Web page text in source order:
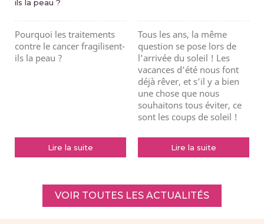
ils la peau ?
Pourquoi les traitements
contre le cancer fragilisent-
ils la peau ?
Lire la suite
Tous les ans, la même
question se pose lors de
l’arrivée du soleil ! Les
vacances d’été nous font
déjà rêver, et s’il y a bien
une chose que nous
souhaitons tous éviter, ce
sont les coups de soleil !
Lire la suite
VOIR TOUTES LES ACTUALITÉS